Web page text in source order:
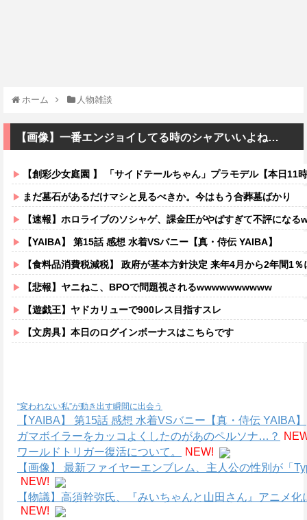
ホーム 人物雑談
【画像】一番エンジョイしてる時のシャアいいよね…
【創彩少女庭園 】 「サイドテールちゃん」プラモデル【本日11
まだ墓石があるだけマシと見るべきか。今はもう合葬墓ばかり
【速報】ホロライブのソシャゲ、課金圧がやばすぎて不評にな
【YAIBA】 第15話 感想 水着VSバニー【真・侍伝 YAIBA】
【食料品消費税減税】 政府が基本方針決定 来年4月から2年間1％
【悲報】ヤニねこ、BPOで問題視されるwwwwwwwwww
【遊戯王】ヤドカリューで900レス目指すスレ
【文房具】本日のログインボーナスはこちらです
“変われない私”が動き出す瞬間に出会う
【YAIBA】 第15話 感想 水着VSバニー【真・侍伝 YAIBA】
ガマボイラーをカッコよくしたのがあのペルソナ…？
ワールドトリガー復活について。
NEW!
【画像】 最新ファイヤーエンブレム、主人公の性別が「
NEW!
【物議】高須幹弥氏、『みいちゃんと山田さん』アニメ
NEW!